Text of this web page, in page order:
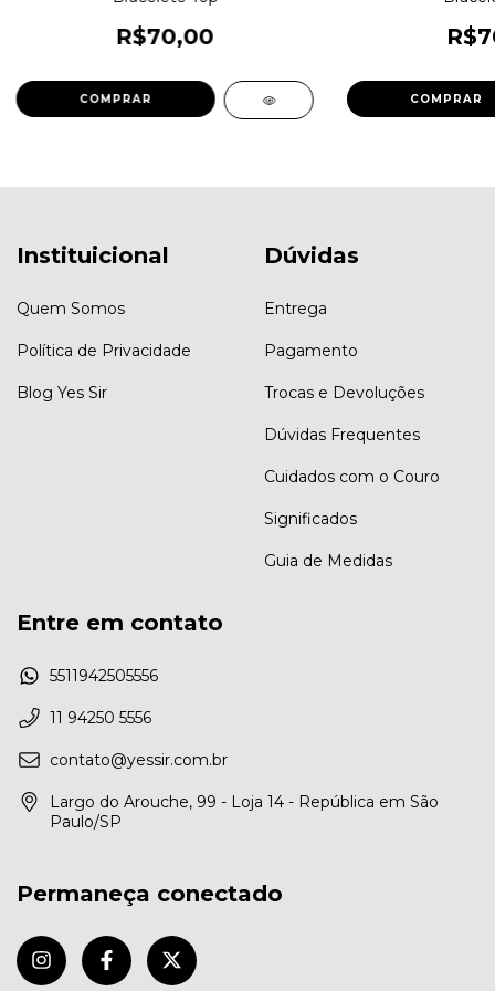
R$70,00
COMPRAR COMPRAR
Instituicional
Quem Somos
Política de Privacidade
Blog Yes Sir
Dúvidas
Entrega
Pagamento
Trocas e Devoluções
Dúvidas Frequentes
Cuidados com o Couro
Significados
Guia de Medidas
Entre em contato
5511942505556
11 94250 5556
contato@yessir.com.br
Largo do Arouche, 99 - Loja 14 - República em São
Paulo/SP
Permaneça conectado